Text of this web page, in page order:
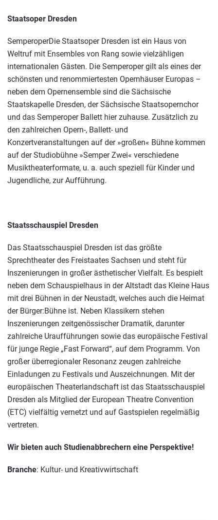
Staatsoper Dresden
SemperoperDie Staatsoper Dresden ist ein Haus von
Weltruf mit Ensembles von Rang sowie vielzähligen
internationalen Gästen. Die Semperoper gilt als eines der
schönsten und renommiertesten Opernhäuser Europas –
neben dem Opernensemble sind die Sächsische
Staatskapelle Dresden, der Sächsische Staatsopernchor
und das Semperoper Ballett hier zuhause. Zusätzlich zu
den zahlreichen Opern-, Ballett- und
Konzertveranstaltungen auf der »großen« Bühne kommen
auf der Studiobühne »Semper Zwei« verschiedene
Musiktheaterformate, u. a. auch speziell für Kinder und
Jugendliche, zur Aufführung.
Staatsschauspiel Dresden
Das Staatsschauspiel Dresden ist das größte
Sprechtheater des Freistaates Sachsen und steht für
Inszenierungen in großer ästhetischer Vielfalt. Es bespielt
neben dem Schauspielhaus in der Altstadt das Kleine Haus
mit drei Bühnen in der Neustadt, welches auch die Heimat
der Bürger:Bühne ist. Neben Klassikern stehen
Inszenierungen zeitgenössischer Dramatik, darunter
zahlreiche Uraufführungen sowie das europäische Festival
für junge Regie „Fast Forward“, auf dem Programm. Von
großer überregionaler Resonanz zeugen zahlreiche
Einladungen zu Festivals und Auszeichnungen. Mit der
europäischen Theaterlandschaft ist das Staatsschauspiel
Dresden als Mitglied der European Theatre Convention
(ETC) vielfältig vernetzt und auf Gastspielen regelmäßig
vertreten.
Wir bieten auch Studienabbrechern eine Perspektive!
Branche: Kultur- und Kreativwirtschaft